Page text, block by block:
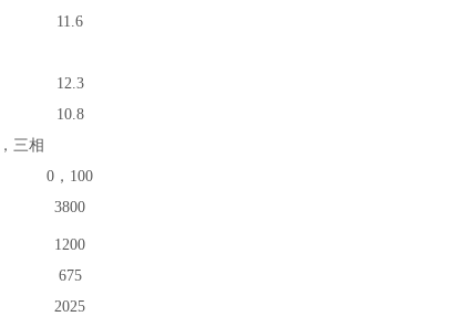
11.6
12.3
10.8
三相
0，100
3800
1200
675
2025